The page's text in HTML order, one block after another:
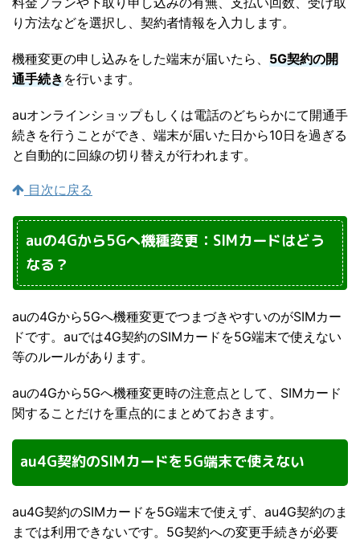
り方法などを選択し、契約者情報を入力します。
機種変更の申し込みをした端末が届いたら、 5G契約の開
通手続きを行います。
auオンラインショップもしくは電話のどちらかにて開通手
続きを行うことができ、端末が届いた日から10日を過ぎる
と自動的に回線の切り替えが行われます。
目次に戻る
auの4Gから5Gへ機種変更：SIMカードはどう
なる？
auの4Gから5Gへ機種変更でつまづきやすいのがSIMカー
ドです。auでは4G契約のSIMカードを5G端末で使えない
等のルールがあります。
auの4Gから5Gへ機種変更時の注意点として、SIMカード
関することだけを重点的にまとめておきます。
au4G契約のSIMカードを5G端末で使えない
au4G契約のSIMカードを5G端末で使えず、au4G契約のま
までは利用できないです。5G契約への変更手続きが必要